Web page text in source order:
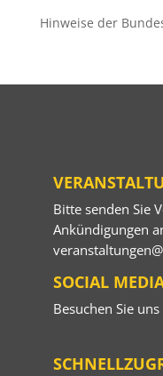
Hinweise der
Bitte senden Sie
Ankündigungen
SOCIAL
Besuchen Sie